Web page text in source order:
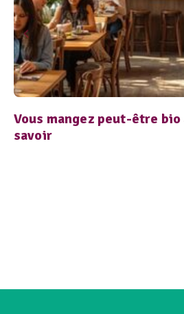
Vous mangez peut-être
savoir